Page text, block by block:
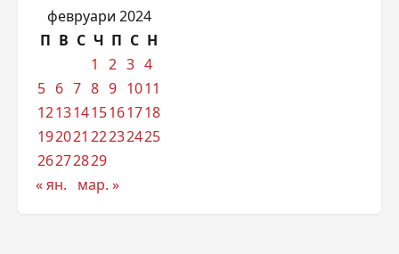
февруари 2024
П В С Ч П С Н
1
2 3 4
5 6 7 8 9 1011
12131415161718
192021 22232425
26272829
« ян.
мар. »